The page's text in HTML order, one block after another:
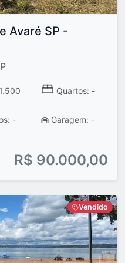
Avaré SP -
Quartos: -
- Garagem: -
R$ 90.000,00
Vendido